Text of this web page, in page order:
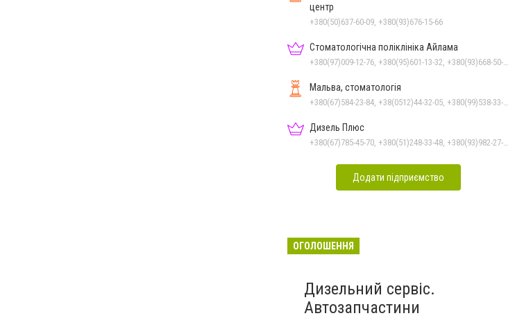
центр
+380(50)637-60-09, +380(93)676-15-66
Стоматологічна поліклініка Айлама
Мальва, стоматологія
Дизель Плюс
Додати підприємство
ОГОЛОШЕННЯ
Дизельний сервіс.
Автозапчастини